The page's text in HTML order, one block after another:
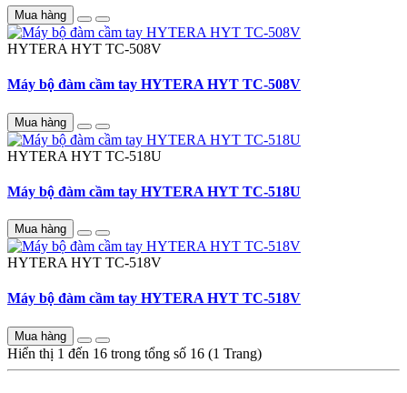
Mua hàng
HYTERA HYT TC-508V
Máy bộ đàm cầm tay HYTERA HYT TC-508V
Mua hàng
HYTERA HYT TC-518U
Máy bộ đàm cầm tay HYTERA HYT TC-518U
Mua hàng
HYTERA HYT TC-518V
Máy bộ đàm cầm tay HYTERA HYT TC-518V
Mua hàng
Hiển thị 1 đến 16 trong tổng số 16 (1 Trang)